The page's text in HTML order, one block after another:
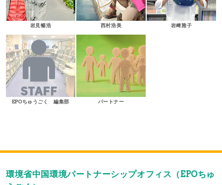
岩見暢浩 西村浩美 岩﨑雅子
EPOちゅうごく 編集部 パートナー
環境省中国環境パートナーシップオフィス（EPOちゅ